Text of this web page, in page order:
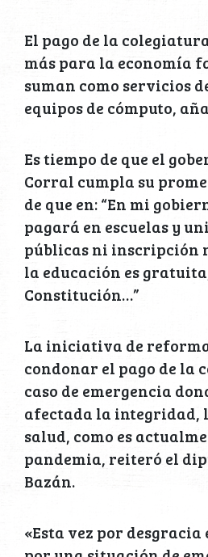
El pago de la
más para la economía
suman como servicios
equipos de cómputo,
Es tiempo de que el
Corral cumpla su
de que en: “En mi
pagará en escuelas y
públicas ni inscripción
la educación es
Constitución…”
La iniciativa de
condonar el pago de la
caso de emergencia
afectada la integridad,
salud, como es
pandemia, reiteró el
Bazán.
«Esta vez por desgracia